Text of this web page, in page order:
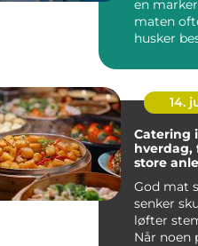
en
maten
husker
de...
14.
Catering
hverdag,
store
God mat
senker
løfter
Når noen